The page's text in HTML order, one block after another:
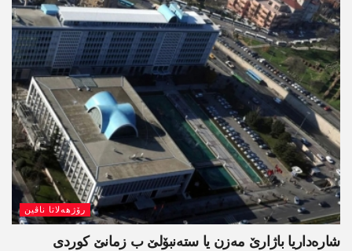
رۆژھەلاتا ناڤین
شارەداریا باژارێ مەزن یا ستەنبۆلێ ب زمانێ کوردی